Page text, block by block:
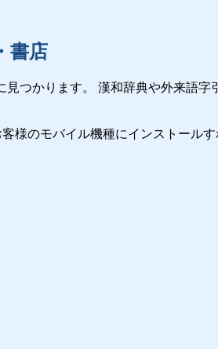
書店
つかります。 漢和辞典や外来語字
様のモバイル機種にインストール